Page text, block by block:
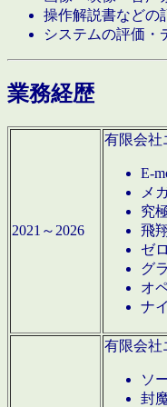
操作解説書などの
システムの評価・
業務経歴
2021～2026
有限会社
E-
メ
究
飛
ゼ
グ
オ
ナ
有限会社
ソ
封